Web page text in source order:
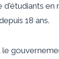
d'étudiants en
18 ans.
le